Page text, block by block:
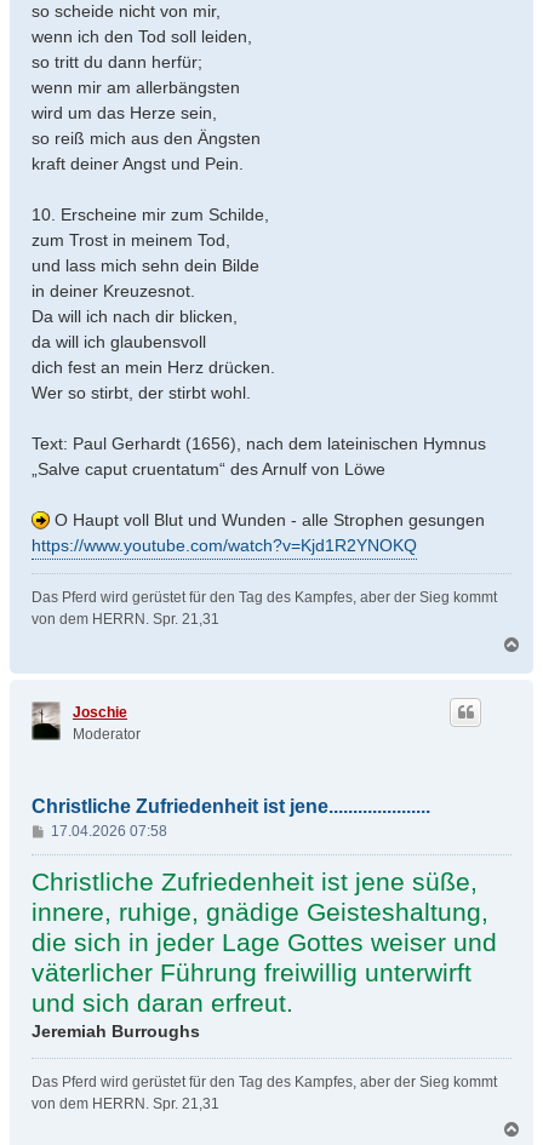
so scheide nicht von mir,
wenn ich den Tod soll leiden,
so tritt du dann herfür;
wenn mir am allerbängsten
wird um das Herze sein,
so reiß mich aus den Ängsten
kraft deiner Angst und Pein.
10. Erscheine mir zum Schilde,
zum Trost in meinem Tod,
und lass mich sehn dein Bilde
in deiner Kreuzesnot.
Da will ich nach dir blicken,
da will ich glaubensvoll
dich fest an mein Herz drücken.
Wer so stirbt, der stirbt wohl.
Text: Paul Gerhardt (1656), nach dem lateinischen Hymnus
„Salve caput cruentatum“ des Arnulf von Löwe
O Haupt voll Blut und Wunden - alle Strophen gesungen
https://www.youtube.com/watch?v=Kjd1R2YNOKQ
Das Pferd wird gerüstet für den Tag des Kampfes, aber der Sieg kommt
von dem HERRN. Spr. 21,31
Joschie
Moderator
Christliche Zufriedenheit ist jene.....................
B
e
i
t
r
a
g
17.04.2026 07:58
Christliche Zufriedenheit ist jene süße,
innere, ruhige, gnädige Geisteshaltung,
die sich in jeder Lage Gottes weiser und
väterlicher Führung freiwillig unterwirft
und sich daran erfreut.
Jeremiah Burroughs
Das Pferd wird gerüstet für den Tag des Kampfes, aber der Sieg kommt
von dem HERRN. Spr. 21,31